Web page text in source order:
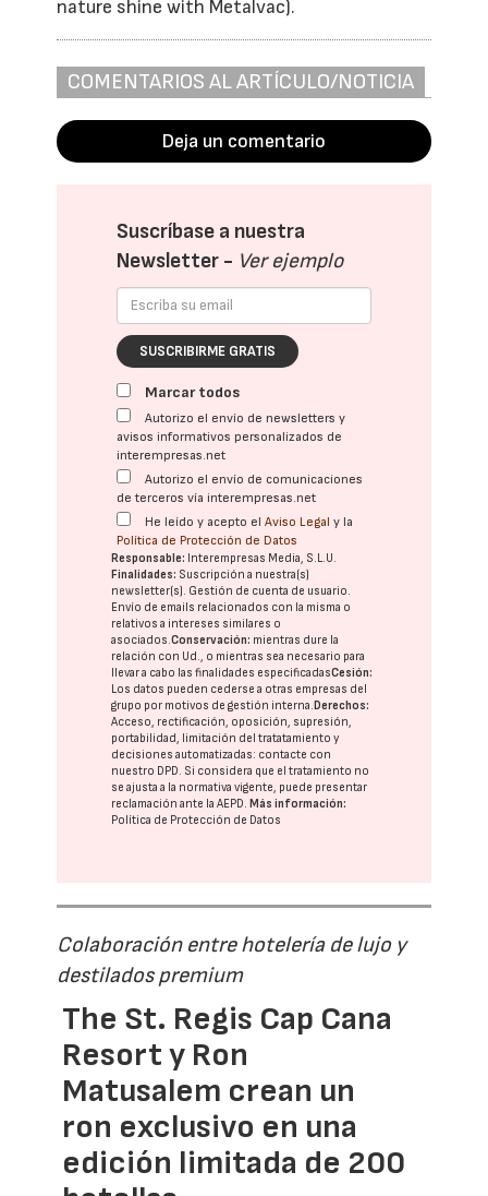
nature shine with Metalvac).
COMENTARIOS AL ARTÍCULO/NOTICIA
Deja un comentario
Suscríbase a nuestra
Newsletter - Ver ejemplo
SUSCRIBIRME GRATIS
Marcar todos
Autorizo el envío de newsletters y
avisos informativos personalizados de
interempresas.net
Autorizo el envío de comunicaciones
de terceros vía interempresas.net
He leído y acepto elAviso Legal y la
Política de Protección de Datos
Responsable: Interempresas Media, S.L.U.
Finalidades: Suscripción a nuestra(s)
newsletter(s). Gestión de cuenta de usuario.
Envío de emails relacionados con la misma o
relativos a intereses similares o
asociados.Conservación: mientras dure la
relación con Ud., o mientras sea necesario para
llevar a cabo las finalidades especificadasCesión:
Los datos pueden cederse a otras empresas del
grupo por motivos de gestión interna.Derechos:
Acceso, rectificación, oposición, supresión,
portabilidad, limitación del tratatamiento y
decisiones automatizadas: contacte con
nuestro DPD. Si considera que el tratamiento no
se ajusta a la normativa vigente, puede presentar
reclamación ante laAEPD.Más información:
Política de Protección de Datos
Colaboración entre hotelería de lujo y
destilados premium
The St. Regis Cap Cana
Resort y Ron
Matusalem crean un
ron exclusivo en una
edición limitada de 200